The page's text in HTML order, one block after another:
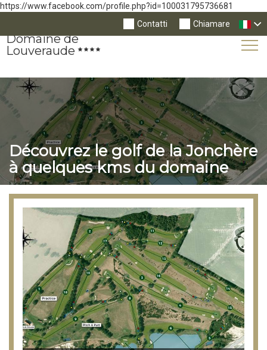
https://www.facebook.com/profile.php?id=100031795736681
Chiamare
Contatti
Domaine de
Louveraude
Découvrez le golf de la Jonchère
à quelques kms du domaine